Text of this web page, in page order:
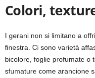
Colori,
I gerani non si limitano a
finestra. Ci sono varietà
bicolore, foglie profumate o
sfumature come arancione